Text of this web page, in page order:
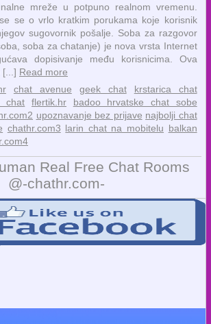
mreže u potpuno realnom vremenu.
se o vrlo kratkim porukama koje korisnik
sugovornik pošalje. Soba za razgovor
soba za chatanje) je nova vrsta Internet
dopisivanje među korisnicima. Ova
[...] Read more
chat avenue geek chat
krstarica chat
chat flertik.hr
badoo hrvatske chat sobe
upoznavanje bez prijave najbolji chat
chathr.com3 larin chat na mobitelu balkan
Real Free Chat Rooms
@-chathr.com-